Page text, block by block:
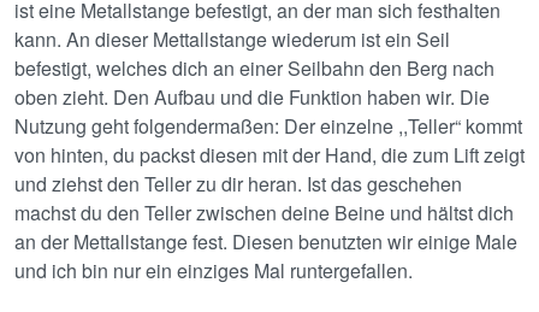
ist eine Metallstange befestigt, an der man sich festhalten
kann. An dieser Mettallstange wiederum ist ein Seil
befestigt, welches dich an einer Seilbahn den Berg nach
oben zieht. Den Aufbau und die Funktion haben wir. Die
Nutzung geht folgendermaßen: Der einzelne ,,Teller“ kommt
von hinten, du packst diesen mit der Hand, die zum Lift zeigt
und ziehst den Teller zu dir heran. Ist das geschehen
machst du den Teller zwischen deine Beine und hältst dich
an der Mettallstange fest. Diesen benutzten wir einige Male
und ich bin nur ein einziges Mal runtergefallen.